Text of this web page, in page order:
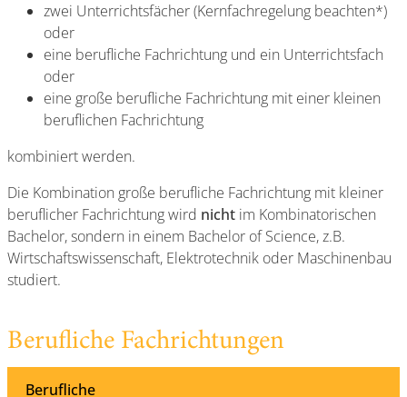
zwei Unterrichtsfächer (Kernfachregelung beachten*)
oder
eine berufliche Fachrichtung und ein Unterrichtsfach
oder
eine große berufliche Fachrichtung mit einer kleinen
beruflichen Fachrichtung
kombiniert werden.
Die Kombination große berufliche Fachrichtung mit kleiner
beruflicher Fachrichtung wird nicht im Kombinatorischen
Bachelor, sondern in einem Bachelor of Science, z.B.
Wirtschaftswissenschaft, Elektrotechnik oder Maschinenbau
studiert.
Berufliche Fachrichtungen
Berufliche